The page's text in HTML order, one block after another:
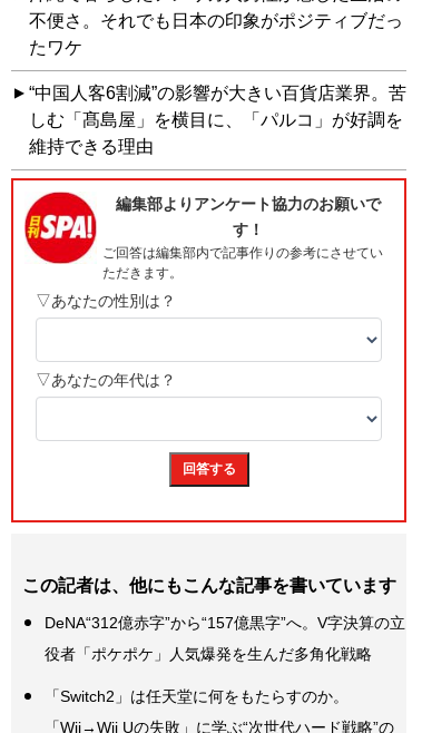
不便さ。それでも日本の印象がポジティブだっ
たワケ
“中国人客6割減”の影響が大きい百貨店業界。苦
しむ「髙島屋」を横目に、「パルコ」が好調を
維持できる理由
この記者は、他にもこんな記事を書いています
DeNA“312億赤字”から“157億黒字”へ。V字決算の立
役者「ポケポケ」人気爆発を生んだ多角化戦略
「Switch2」は任天堂に何をもたらすのか。
「Wii→Wii Uの失敗」に学ぶ“次世代ハード戦略”の